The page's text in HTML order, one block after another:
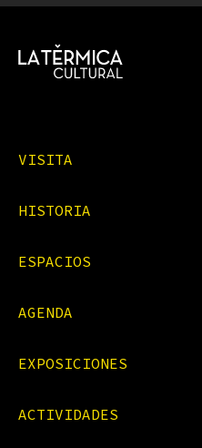
VISITA
HISTORIA
ESPACIOS
AGENDA
EXPOSICIONES
ACTIVIDADES